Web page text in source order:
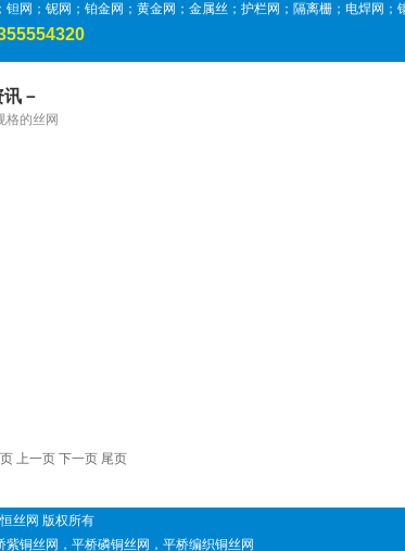
网；铌网；铂金网；黄金网；金属丝；护栏网；隔离栅；电焊网；
讯－
格的丝网
上一页 下一页 尾页
丝网 版权所有
紫铜丝网 ， 平桥磷铜丝网 ， 平桥编织铜丝网